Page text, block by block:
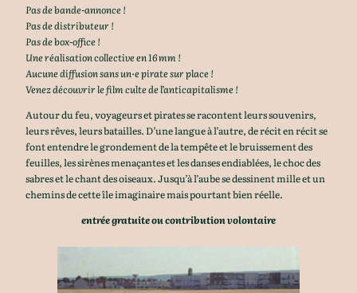
Pas de bande-annonce !
Pas de distributeur !
Pas de box-office !
Une réalisation collective en 16 mm !
Aucune diffusion sans un·e pirate sur place !
Venez découvrir le film culte de l’anticapitalisme !
Autour du feu, voyageurs et pirates se racontent leurs souvenirs,
leurs rêves, leurs batailles. D’une langue à l’autre, de récit en récit se
font entendre le grondement de la tempête et le bruissement des
feuilles, les sirènes menaçantes et les danses endiablées, le choc des
sabres et le chant des oiseaux. Jusqu’à l’aube se dessinent mille et un
chemins de cette île imaginaire mais pourtant bien réelle.
entrée gratuite ou contribution volontaire